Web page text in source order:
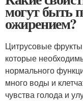
могут быть
ожирением?
Цитрусовые
которые
нормального
много воды и
чувства голода и